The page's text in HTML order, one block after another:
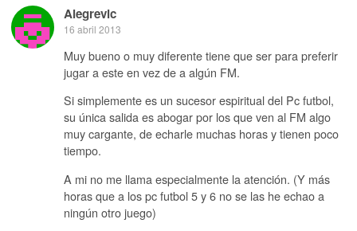
Alegrevic
16 abril 2013
Muy bueno o muy diferente tiene que ser para preferir
jugar a este en vez de a algún FM.
Si simplemente es un sucesor espiritual del Pc futbol,
su única salida es abogar por los que ven al FM algo
muy cargante, de echarle muchas horas y tienen poco
tiempo.
A mi no me llama especialmente la atención. (Y más
horas que a los pc futbol 5 y 6 no se las he echao a
ningún otro juego)